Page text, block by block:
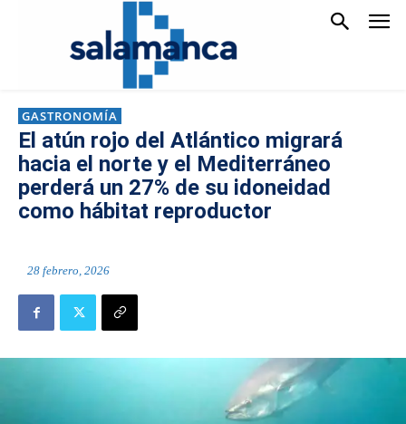
GASTRONOMÍA
El atún rojo del Atlántico migrará
hacia el norte y el Mediterráneo
perderá un 27% de su idoneidad
como hábitat reproductor
28 febrero, 2026